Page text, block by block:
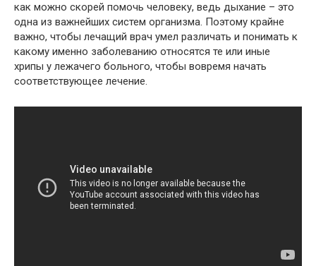
как можно скорей помочь человеку, ведь дыхание – это
одна из важнейших систем организма. Поэтому крайне
важно, чтобы лечащий врач умел различать и понимать к
какому именно заболеванию относятся те или иные
хрипы у лежачего больного, чтобы вовремя начать
соответствующее лечение.